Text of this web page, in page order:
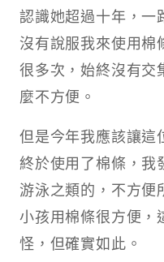
認識她超過十年，一
沒有說服我來使用棉
很多次，始終沒有交
麼不方便。
但是今年我應該讓這
終於使用了棉條，我
游泳之類的，不方便
小孩用棉條很方便，
怪，但確實如此。